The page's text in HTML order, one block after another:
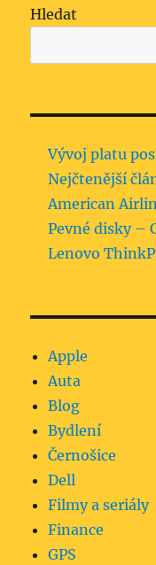
Hledat
Vývoj platu
Nejčtenější
American
Pevné disky –
Lenovo
Apple
Auta
Blog
Bydlení
Černošice
Dell
Filmy a seriály
Finance
GPS